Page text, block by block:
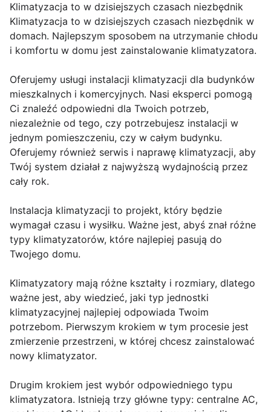
Klimatyzacja to w dzisiejszych czasach niezbędnik
Klimatyzacja to w dzisiejszych czasach niezbędnik w
domach. Najlepszym sposobem na utrzymanie chłodu
i komfortu w domu jest zainstalowanie klimatyzatora.
Oferujemy usługi instalacji klimatyzacji dla budynków
mieszkalnych i komercyjnych. Nasi eksperci pomogą
Ci znaleźć odpowiedni dla Twoich potrzeb,
niezależnie od tego, czy potrzebujesz instalacji w
jednym pomieszczeniu, czy w całym budynku.
Oferujemy również serwis i naprawę klimatyzacji, aby
Twój system działał z najwyższą wydajnością przez
cały rok.
Instalacja klimatyzacji to projekt, który będzie
wymagał czasu i wysiłku. Ważne jest, abyś znał różne
typy klimatyzatorów, które najlepiej pasują do
Twojego domu.
Klimatyzatory mają różne kształty i rozmiary, dlatego
ważne jest, aby wiedzieć, jaki typ jednostki
klimatyzacyjnej najlepiej odpowiada Twoim
potrzebom. Pierwszym krokiem w tym procesie jest
zmierzenie przestrzeni, w której chcesz zainstalować
nowy klimatyzator.
Drugim krokiem jest wybór odpowiedniego typu
klimatyzatora. Istnieją trzy główne typy: centralne AC,